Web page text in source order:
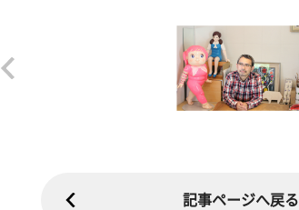
記事ページへ戻る